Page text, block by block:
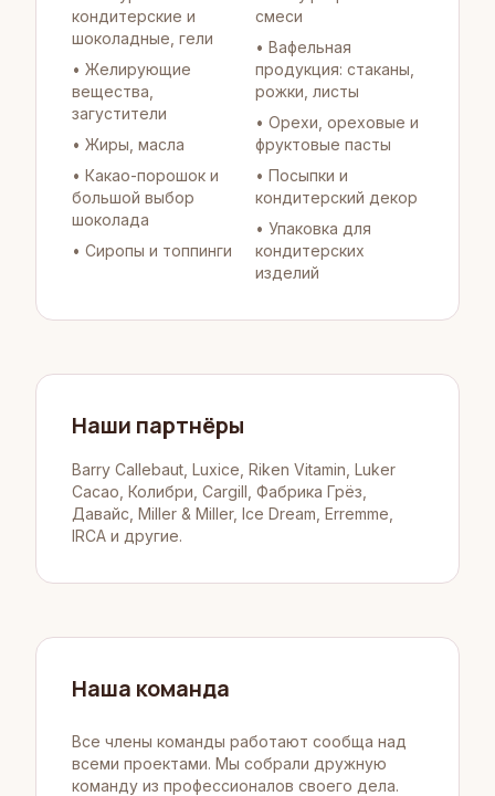
кондитерские и
шоколадные, гели
• Желирующие
вещества,
загустители
• Жиры, масла
• Какао-порошок и
большой выбор
шоколада
• Сиропы и топпинги
смеси
• Вафельная
продукция: стаканы,
рожки, листы
• Орехи, ореховые и
фруктовые пасты
• Посыпки и
кондитерский декор
• Упаковка для
кондитерских
изделий
Наши партнёры
Barry Callebaut, Luxice, Riken Vitamin, Luker
Cacao, Колибри, Cargill, Фабрика Грёз,
Давайс, Miller & Miller, Ice Dream, Erremme,
IRCA и другие.
Наша команда
Все члены команды работают сообща над
всеми проектами. Мы собрали дружную
команду из профессионалов своего дела.